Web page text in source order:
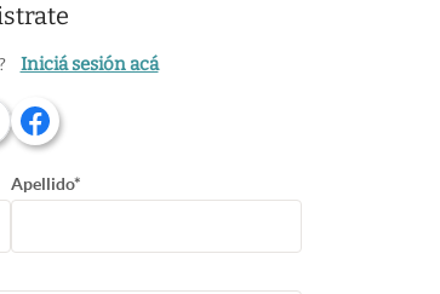
Iniciá sesión acá
Apellido*